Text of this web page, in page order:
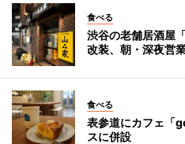
食べる
渋谷の老舗居酒屋
改装、朝・深夜営
食べる
表参道にカフェ
スに併設